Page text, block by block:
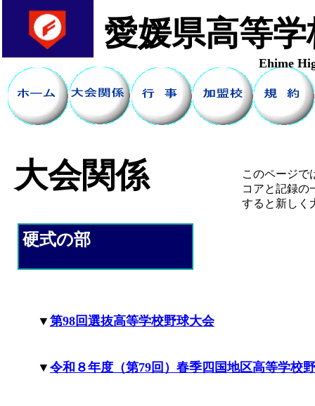
大会関係
このページで
コアと記録の
すると新しく
愛媛県高等
Ehime
硬式の部
▼ 第98回選抜高等学校野球大会
▼ 令和８年度（第79回）春季四国地区高等学校